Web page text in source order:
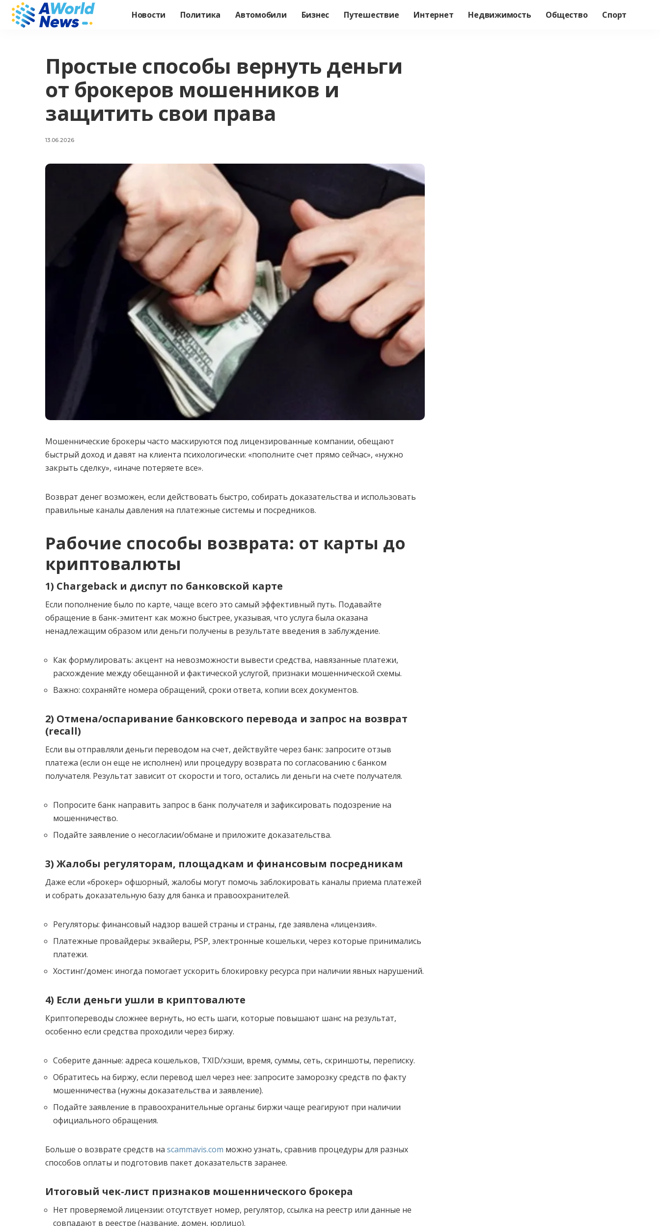
Новости Политика Автомобили Бизнес Путешествие Интернет Недвижимость Общество Спорт
Простые способы вернуть деньги
от брокеров мошенников и
защитить свои права
13.06.2026
Мошеннические брокеры часто маскируются под лицензированные компании, обещают
быстрый доход и давят на клиента психологически: «пополните счет прямо сейчас», «нужно
закрыть сделку», «иначе потеряете все».
Возврат денег возможен, если действовать быстро, собирать доказательства и использовать
правильные каналы давления на платежные системы и посредников.
Рабочие способы возврата: от карты до
криптовалюты
1) Chargeback и диспут по банковской карте
Если пополнение было по карте, чаще всего это самый эффективный путь. Подавайте
обращение в банк-эмитент как можно быстрее, указывая, что услуга была оказана
ненадлежащим образом или деньги получены в результате введения в заблуждение.
Как формулировать: акцент на невозможности вывести средства, навязанные платежи,
расхождение между обещанной и фактической услугой, признаки мошеннической схемы.
Важно: сохраняйте номера обращений, сроки ответа, копии всех документов.
2) Отмена/оспаривание банковского перевода и запрос на возврат
(recall)
Если вы отправляли деньги переводом на счет, действуйте через банк: запросите отзыв
платежа (если он еще не исполнен) или процедуру возврата по согласованию с банком
получателя. Результат зависит от скорости и того, остались ли деньги на счете получателя.
Попросите банк направить запрос в банк получателя и зафиксировать подозрение на
мошенничество.
Подайте заявление о несогласии/обмане и приложите доказательства.
3) Жалобы регуляторам, площадкам и финансовым посредникам
Даже если «брокер» офшорный, жалобы могут помочь заблокировать каналы приема платежей
и собрать доказательную базу для банка и правоохранителей.
Регуляторы: финансовый надзор вашей страны и страны, где заявлена «лицензия».
Платежные провайдеры: эквайеры, PSP, электронные кошельки, через которые принимались
платежи.
Хостинг/домен: иногда помогает ускорить блокировку ресурса при наличии явных нарушений.
4) Если деньги ушли в криптовалюте
Криптопереводы сложнее вернуть, но есть шаги, которые повышают шанс на результат,
особенно если средства проходили через биржу.
Соберите данные: адреса кошельков, TXID/хэши, время, суммы, сеть, скриншоты, переписку.
Обратитесь на биржу, если перевод шел через нее: запросите заморозку средств по факту
мошенничества (нужны доказательства и заявление).
Подайте заявление в правоохранительные органы: биржи чаще реагируют при наличии
официального обращения.
Больше о возврате средств на scammavis.com можно узнать, сравнив процедуры для разных
способов оплаты и подготовив пакет доказательств заранее.
Итоговый чек-лист признаков мошеннического брокера
Нет проверяемой лицензии: отсутствует номер, регулятор, ссылка на реестр или данные не
совпадают в реестре (название, домен, юрлицо).